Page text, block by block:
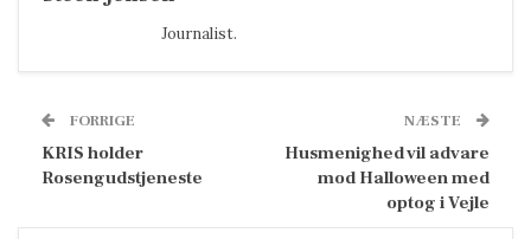
Journalist.
FORRIGE
KRIS holder
Rosengudstjeneste
NÆSTE
Husmenighed vil advare
mod Halloween med
optog i Vejle